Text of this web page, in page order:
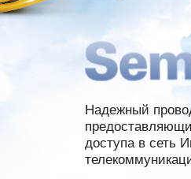
Надежный
доступа в сеть